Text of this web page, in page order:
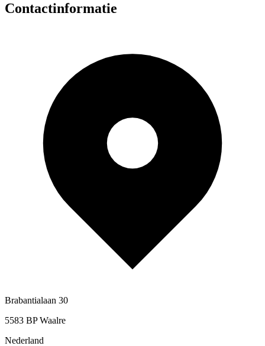
Contactinformatie
Brabantialaan 30
5583 BP Waalre
Nederland